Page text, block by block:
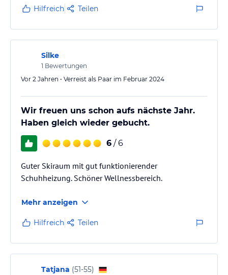
und Gerüche sofort im Zimmer verteilt. An der
auch nur ein paar undurchlässige Aufkleber geklebt
worden. Wer sich lange kennt, hat…
Hilfreich Teilen
Silke
1 Bewertungen
Vor 2 Jahren • Verreist als Paar im Februar 2024
Wir freuen uns schon aufs nächste Jahr.
Haben gleich wieder gebucht.
6 / 6
Guter Skiraum mit gut funktionierender
Schuhheizung. Schöner Wellnessbereich.
Mehr anzeigen
Hilfreich Teilen
Tatjana (51-55)